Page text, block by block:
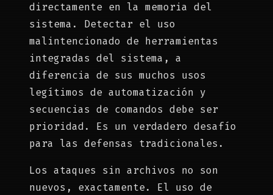
directamente en la memoria del
sistema. Detectar el uso
malintencionado de herramientas
integradas del sistema, a
diferencia de sus muchos usos
legítimos de automatización y
secuencias de comandos debe ser
prioridad. Es un verdadero desafío
para las defensas tradicionales.
Los ataques sin archivos no son
nuevos, exactamente. El uso de